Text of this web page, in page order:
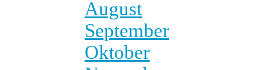
August
September
Oktober